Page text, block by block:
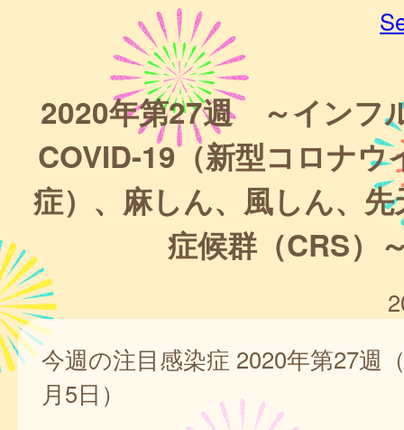
2020年第27週 ～インフ
COVID-19（新型コロナウ
症）、麻しん、風しん、
症候群（CRS）
今週の注目感染症 2020年第27週
月5日）